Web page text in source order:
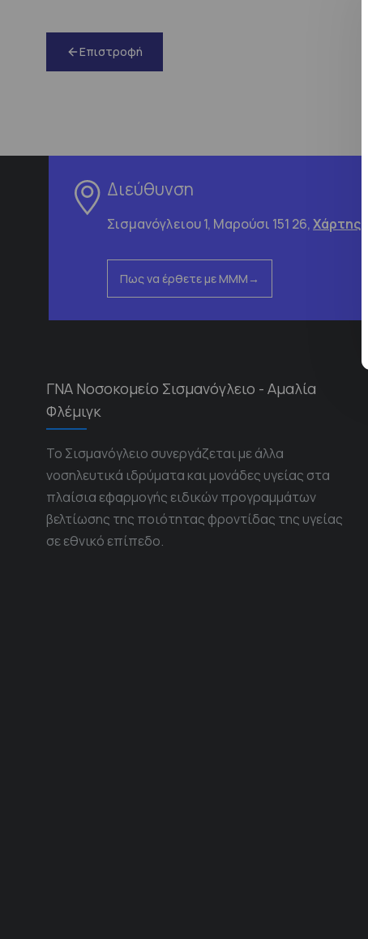
Επιστροφή
Διεύθυνση
Σισμανόγλειου 1, Μαρούσι 151 26,Χάρτης
Πως να έρθετε με ΜΜΜ
ΓΝΑ Νοσοκομείο Σισμανόγλειο - Αμαλία
Φλέμιγκ
Το Σισμανόγλειο συνεργάζεται με άλλα
νοσηλευτικά ιδρύματα και μονάδες υγείας στα
πλαίσια εφαρμογής ειδικών προγραμμάτων
βελτίωσης της ποιότητας φροντίδας της υγείας
σε εθνικό επίπεδο.